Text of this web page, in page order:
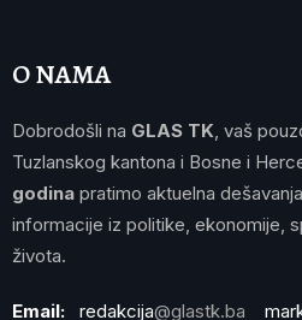
O NAMA
Dobrodošli na GLAS TK , vaš
Tuzlanskog kantona i Bosne i
godina pratimo aktuelna
informacije iz politike, ekonomije,
života.
Email: redakcija@glastk.ba